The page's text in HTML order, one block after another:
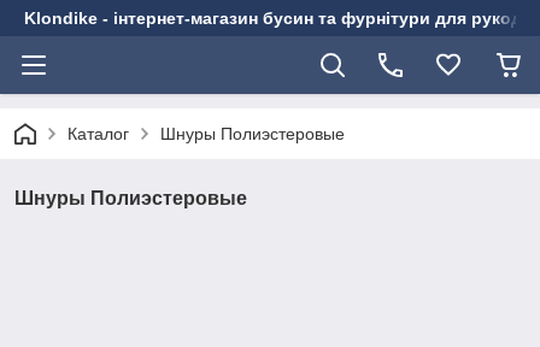
Klondike - інтернет-магазин бусин та фурнітури для
Каталог Шнуры Полиэстеровые
Шнуры Полиэстеровые